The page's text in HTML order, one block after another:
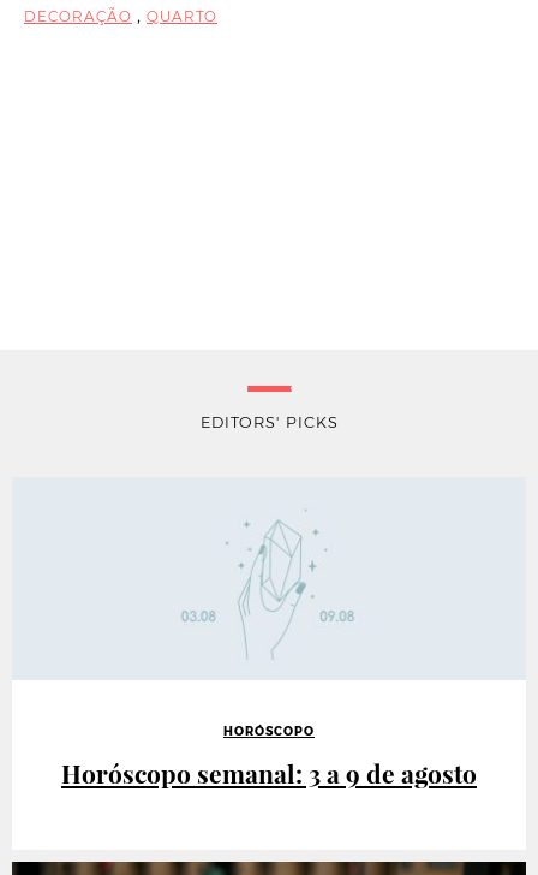
DECORAÇÃO , QUARTO
EDITORS' PICKS
HORÓSCOPO
Horóscopo semanal: 3 a 9 de agosto